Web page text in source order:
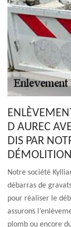
D AUREC
DIS PAR
Notre société
débarras de
pour réaliser le
assurons
plomb ou encore